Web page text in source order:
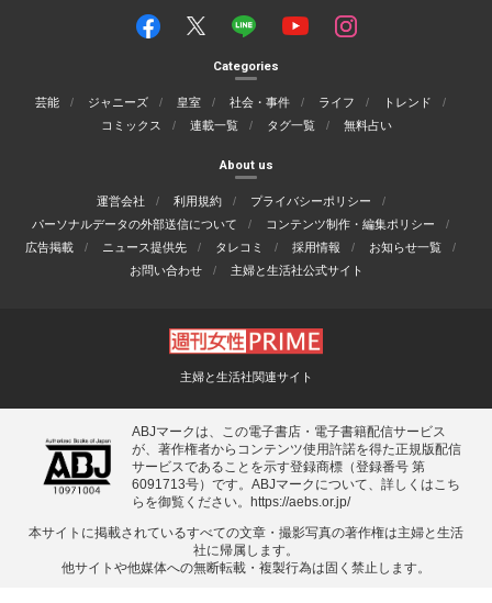
Categories
芸能 ジャニーズ 皇室 社会・事件 ライフ
トレンド
コミックス
連載一覧 タグ一覧 無料占い
About us
運営会社 利用規約
プライバシーポリシー
パーソナルデータの外部送信について
コンテンツ制作・編集ポリシー
広告掲載
ニュース提供先 タレコミ 採用情報
お知らせ一覧
お問い合わせ
主婦と生活社公式サイト
主婦と生活社関連サイト
ABJマークは、この電子書店・電子書籍配信サービス
が、著作権者からコンテンツ使用許諾を得た正規版配信
サービスであることを示す登録商標（登録番号 第
6091713号）です。ABJマークについて、詳しくはこち
らを御覧ください。 https://aebs.or.jp/
本サイトに掲載されているすべての⽂章・撮影写真の著作権は主婦と⽣活
社に帰属します。
他サイトや他媒体への無断転載・複製⾏為は固く禁⽌します。